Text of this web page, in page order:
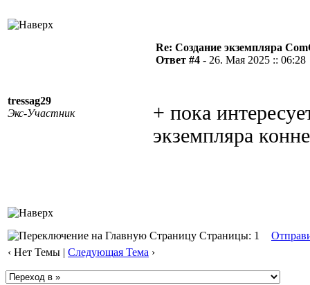
tressag29
Экс-Участник
Re: Создание экземпляра
Ответ #4 - 26. Мая 2025 :: 06:28
+ пока
экземпляра
Страницы: 1
‹ Нет Темы | Следующая Тема ›